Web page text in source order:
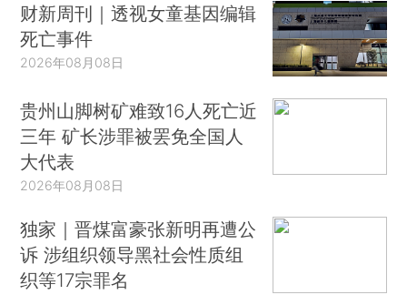
财新周刊｜透视女童基因编辑
死亡事件
2026年08月08日
贵州山脚树矿难致16人死亡近
三年 矿长涉罪被罢免全国人
大代表
2026年08月08日
独家｜晋煤富豪张新明再遭公
诉 涉组织领导黑社会性质组
织等17宗罪名